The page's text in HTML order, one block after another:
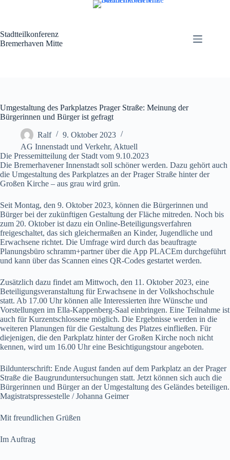
Stadtteilkonferenz
Bremerhaven Mitte
Umgestaltung des Parkplatzes Prager Straße: Meinung der
Bürgerinnen und Bürger ist gefragt
Ralf
9. Oktober 2023
AG Innenstadt und Verkehr, Aktuell
Die Pressemitteilung der Stadt vom 9.10.2023
Die Bremerhavener Innenstadt soll schöner werden. Dazu gehört auch
die Umgestaltung des Parkplatzes an der Prager Straße hinter der
Großen Kirche – aus grau wird grün.
Seit Montag, den 9. Oktober 2023, können die Bürgerinnen und
Bürger bei der zukünftigen Gestaltung der Fläche mitreden. Noch bis
zum 20. Oktober ist dazu ein Online-Beteiligungsverfahren
freigeschaltet, das sich gleichermaßen an Kinder, Jugendliche und
Erwachsene richtet. Die Umfrage wird durch das beauftragte
Planungsbüro schramm+partner über die App PLACEm durchgeführt
und kann über das Scannen eines QR-Codes gestartet werden.
Zusätzlich dazu findet am Mittwoch, den 11. Oktober 2023, eine
Beteiligungsveranstaltung für Erwachsene in der Volkshochschule
statt. Ab 17.00 Uhr können alle Interessierten ihre Wünsche und
Vorstellungen im Ella-Kappenberg-Saal einbringen. Eine Teilnahme ist
auch für Kurzentschlossene möglich. Die Ergebnisse werden in die
weiteren Planungen für die Gestaltung des Platzes einfließen. Für
diejenigen, die den Parkplatz hinter der Großen Kirche noch nicht
kennen, wird um 16.00 Uhr eine Besichtigungstour angeboten.
Bildunterschrift: Ende August fanden auf dem Parkplatz an der Prager
Straße die Baugrunduntersuchungen statt. Jetzt können sich auch die
Bürgerinnen und Bürger an der Umgestaltung des Geländes beteiligen.
Magistratspressestelle / Johanna Geimer
Mit freundlichen Grüßen
Im Auftrag